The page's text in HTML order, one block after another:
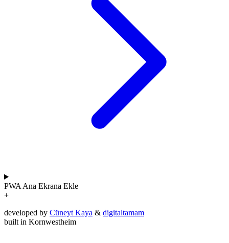
PWA Ana Ekrana Ekle
+
developed by Cüneyt Kaya & digitaltamam
built in Kornwestheim